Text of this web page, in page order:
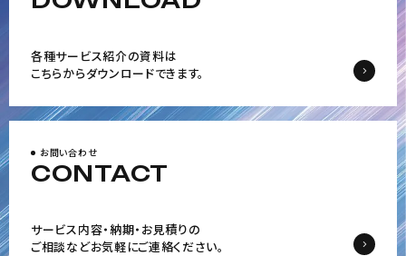
各種サービス紹介の資料は
こちらからダウンロードできます。
お問い合わせ
CONTACT
サービス内容・納期・お見積りの
ご相談などお気軽にご連絡ください。